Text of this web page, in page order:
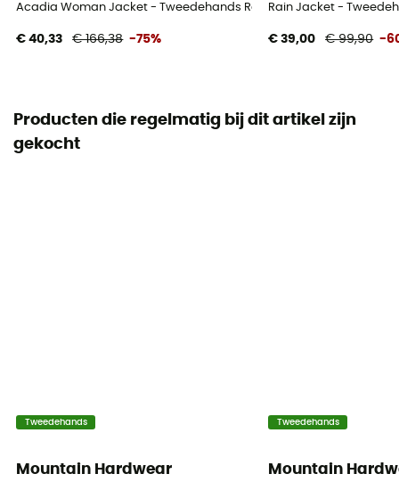
Acadia Woman Jacket - Tweedehands Regenjas - Dames -
€ 40,33 € 166,38 -75%
Rain Jacket -
€ 39,00 € 99,90 -
Producten die regelmatig bij dit artikel zijn
gekocht
Tweedehands
Mountain Hardwear
Tweedehands
Mountain